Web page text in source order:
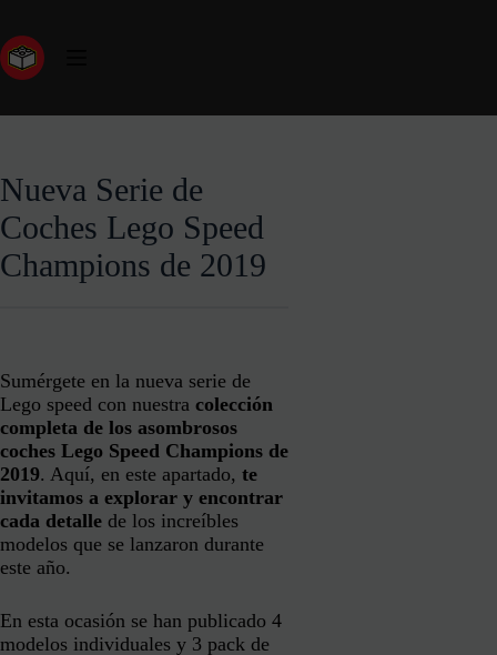
Nueva Serie de
Coches Lego Speed
Champions de 2019
Sumérgete en la nueva serie de
Lego speed con nuestra colección
completa de los asombrosos
coches Lego Speed Champions de
2019. Aquí, en este apartado, te
invitamos a explorar y encontrar
cada detalle de los increíbles
modelos que se lanzaron durante
este año.
En esta ocasión se han publicado 4
modelos individuales y 3 pack de